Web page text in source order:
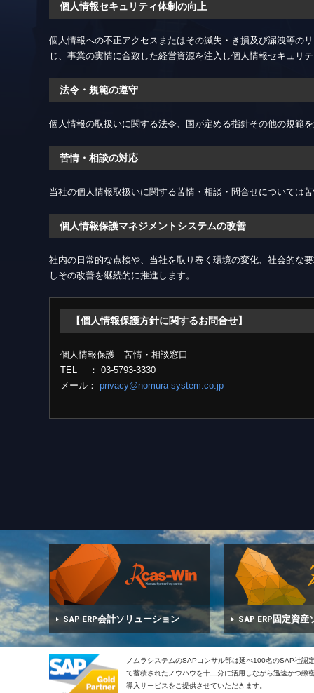
個人情報セキュリティ体制の向上
個人情報への不正アクセスまたはその滅失・き損及び漏洩等の
じ、事業の実情に合致した経営資源を注入し個人情報セキュリ
法令・規範の遵守
個人情報の取扱いに関する法令、国が定める指針その他の規範
苦情・相談の対応
当社の個人情報取扱いに関する苦情・相談・問合せについては
個人情報保護マネジメントシステムの改善
社内の日常的な点検や、当社を取り巻く環境の変化、社会的な
しその改善を継続的に推進します。
【個人情報保護方針に関するお問合せ】
個人情報保護 苦情・相談窓口
TEL ： 03-5793-3330
メール： privacy@nomura-system.co.jp
SAP ERP会計ソリューション SAP ERP固定資
ノムラシステムのSAPコンサル部は延べ100名のSAP社認
て蓄積されたノウハウを十二分に活用しながら迅速かつ緻
導入サービスをご提供させていただきます。